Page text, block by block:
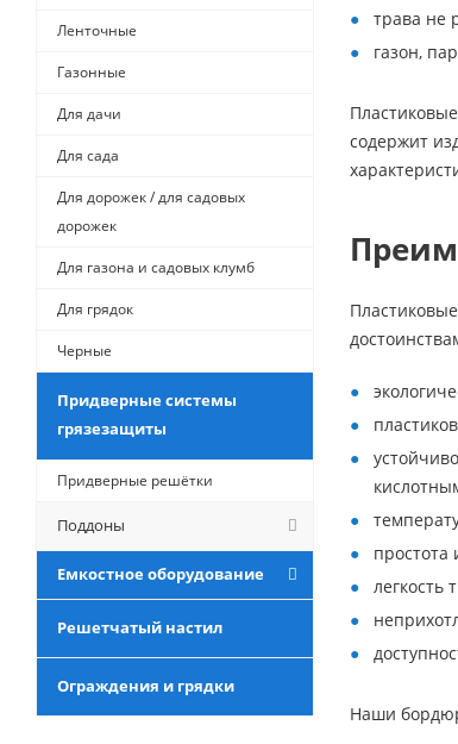
трава не
газон,
содержит
простота
легкость
Наши
Ленточные
Газонные
Для дачи
Для сада
Для дорожек / для садовых
дорожек
Для газона и садовых клумб
Для грядок
Черные
Придверные системы
грязезащиты
Придверные решётки
Поддоны
Емкостное оборудование
Решетчатый настил
Ограждения и грядки